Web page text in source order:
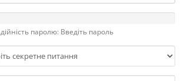
паролю: Введіть пароль